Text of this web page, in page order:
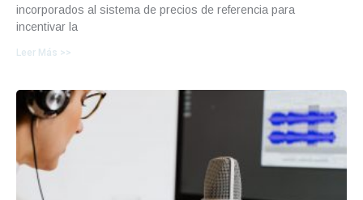
incorporados al sistema de precios de referencia para
incentivar la
Leer Más >>